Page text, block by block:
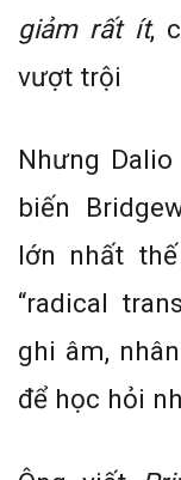
giảm rất ít,
vượt trội
Nhưng
biến
lớn nhất
“radical
ghi âm,
để học hỏi